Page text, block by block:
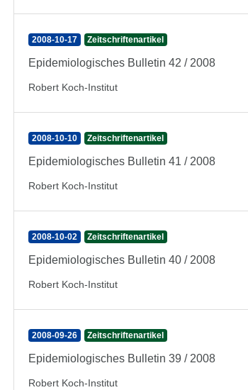
2008-10-17 Zeitschriftenartikel
Epidemiologisches Bulletin 42 / 2008
Robert Koch-Institut
2008-10-10 Zeitschriftenartikel
Epidemiologisches Bulletin 41 / 2008
Robert Koch-Institut
2008-10-02 Zeitschriftenartikel
Epidemiologisches Bulletin 40 / 2008
Robert Koch-Institut
2008-09-26 Zeitschriftenartikel
Epidemiologisches Bulletin 39 / 2008
Robert Koch-Institut